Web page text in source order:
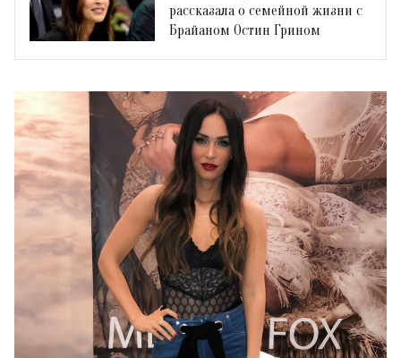
рассказала о семейной жизни с
Брайаном Остин Грином